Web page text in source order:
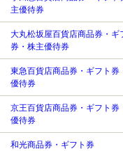
主優待券
大丸松坂屋百貨店商品券・ギ
券・株主優待券
東急百貨店商品券・ギフト券
優待券
京王百貨店商品券・ギフト券
優待券
和光商品券・ギフト券